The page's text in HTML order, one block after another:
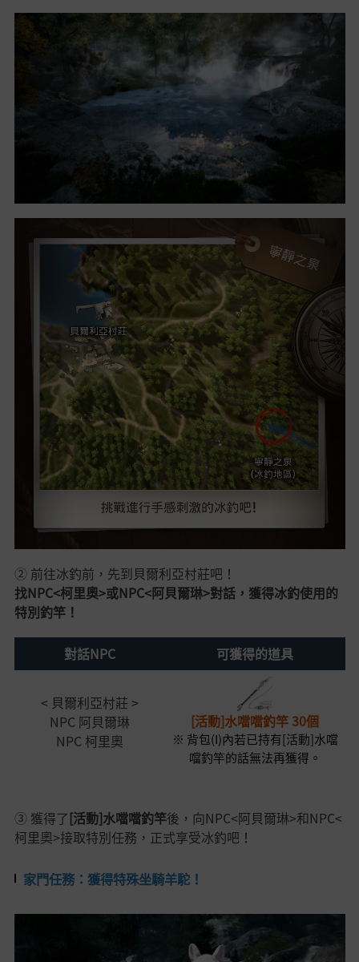
② 前往冰釣前，先到貝爾利亞村莊吧！
找NPC<柯里奧>或NPC<阿貝爾琳>對話， 獲得冰釣使用的
特別釣竿！
對話NPC 可獲得的道具
< 貝爾利亞村莊 >
NPC 阿貝爾琳
NPC 柯里奧
[活動]水噹噹釣竿 30個
※ 背包(I)內若已持有[活動]水噹
噹釣竿的話無法再獲得。
③ 獲得了[活動]水噹噹釣竿後， 向NPC<阿貝爾琳>和NPC<
柯里奧>接取特別任務，正式享受冰釣吧！
家門任務：獲得特殊坐騎羊駝！